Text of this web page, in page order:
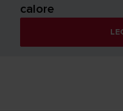
calore